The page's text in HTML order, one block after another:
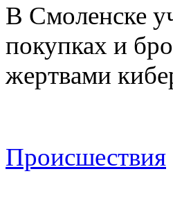
В Смоленске
покупках и
жертвами
Происшествия